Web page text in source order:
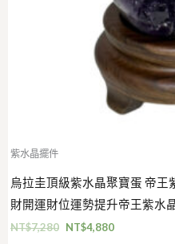
紫水晶擺件
烏拉圭頂級紫水晶聚寶蛋 帝王
財開運財位運勢提升帝王紫水
NT$7,280 NT$4,880